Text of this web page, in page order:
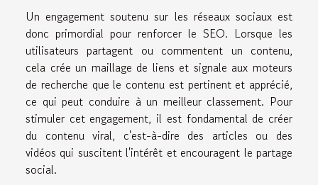
Un engagement soutenu sur les réseaux sociaux est
donc primordial pour renforcer le SEO. Lorsque les
utilisateurs partagent ou commentent un contenu,
cela crée un maillage de liens et signale aux moteurs
de recherche que le contenu est pertinent et apprécié,
ce qui peut conduire à un meilleur classement. Pour
stimuler cet engagement, il est fondamental de créer
du contenu viral, c'est-à-dire des articles ou des
vidéos qui suscitent l'intérêt et encouragent le partage
social.